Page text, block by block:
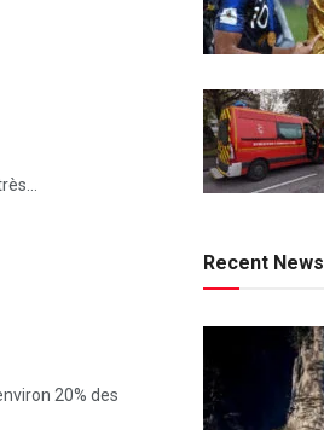
20% des
Recent News